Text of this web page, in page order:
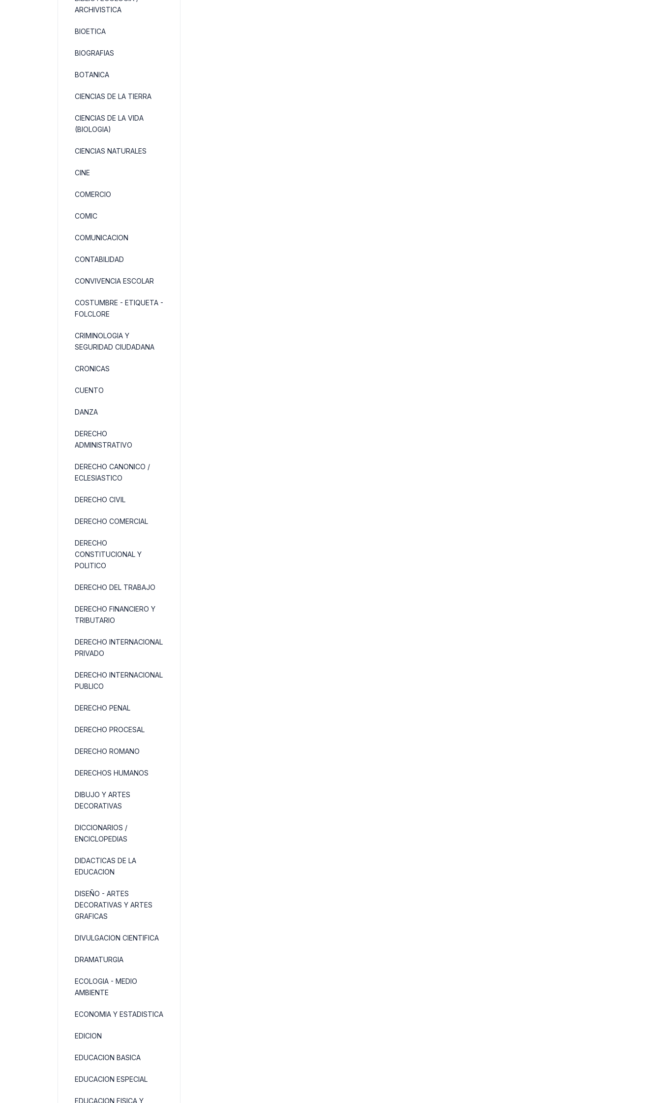
ARCHIVISTICA
BIOETICA
BIOGRAFIAS
BOTANICA
CIENCIAS DE LA TIERRA
CIENCIAS DE LA VIDA
(BIOLOGIA)
CIENCIAS NATURALES
CINE
COMERCIO
COMIC
COMUNICACION
CONTABILIDAD
CONVIVENCIA ESCOLAR
COSTUMBRE - ETIQUETA -
FOLCLORE
CRIMINOLOGIA Y
SEGURIDAD CIUDADANA
CRONICAS
CUENTO
DANZA
DERECHO
ADMINISTRATIVO
DERECHO CANONICO /
ECLESIASTICO
DERECHO CIVIL
DERECHO COMERCIAL
DERECHO
CONSTITUCIONAL Y
POLITICO
DERECHO DEL TRABAJO
DERECHO FINANCIERO Y
TRIBUTARIO
DERECHO INTERNACIONAL
PRIVADO
DERECHO INTERNACIONAL
PUBLICO
DERECHO PENAL
DERECHO PROCESAL
DERECHO ROMANO
DERECHOS HUMANOS
DIBUJO Y ARTES
DECORATIVAS
DICCIONARIOS /
ENCICLOPEDIAS
DIDACTICAS DE LA
EDUCACION
DISEÑO - ARTES
DECORATIVAS Y ARTES
GRAFICAS
DIVULGACION CIENTIFICA
DRAMATURGIA
ECOLOGIA - MEDIO
AMBIENTE
ECONOMIA Y ESTADISTICA
EDICION
EDUCACION BASICA
EDUCACION ESPECIAL
EDUCACION FISICA Y